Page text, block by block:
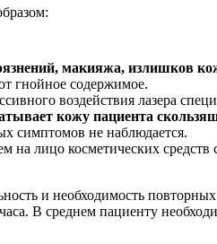
макияжа, излишков
гнойное содержимое.
воздействия лазера
кожу пациента
симптомов не наблюдается.
на лицо косметических
и необходимость
В среднем пациенту